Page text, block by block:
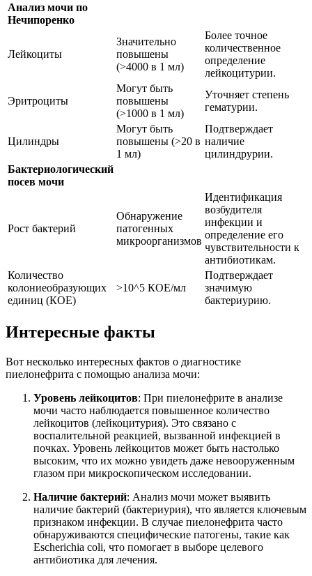
Анализ мочи по
Нечипоренко
Лейкоциты
Значительно
повышены
(>4000 в 1 мл)
Более точное
количественное
определение
лейкоцитурии.
Эритроциты
Могут быть
повышены
(>1000 в 1 мл)
Уточняет степень
гематурии.
Цилиндры
Могут быть
повышены (>20 в
1 мл)
Подтверждает
наличие
цилиндрурии.
Бактериологический
посев мочи
Рост бактерий
Обнаружение
патогенных
микроорганизмов
Идентификация
возбудителя
инфекции и
определение его
чувствительности к
антибиотикам.
Количество
колониеобразующих
единиц (КОЕ)
>10^5 КОЕ/мл
Подтверждает
значимую
бактериурию.
Интересные факты
Вот несколько интересных фактов о диагностике
пиелонефрита с помощью анализа мочи:
Уровень лейкоцитов: При пиелонефрите в анализе
мочи часто наблюдается повышенное количество
лейкоцитов (лейкоцитурия). Это связано с
воспалительной реакцией, вызванной инфекцией в
почках. Уровень лейкоцитов может быть настолько
высоким, что их можно увидеть даже невооруженным
глазом при микроскопическом исследовании.
Наличие бактерий: Анализ мочи может выявить
наличие бактерий (бактериурия), что является ключевым
признаком инфекции. В случае пиелонефрита часто
обнаруживаются специфические патогены, такие как
Escherichia coli, что помогает в выборе целевого
антибиотика для лечения.